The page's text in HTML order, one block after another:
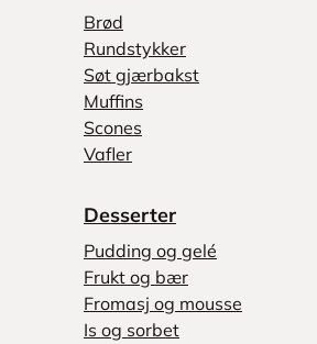
Brød
Rundstykker
Søt gjærbakst
Muffins
Scones
Vafler
Desserter
Pudding og gelé
Frukt og bær
Fromasj og mousse
Is og sorbet